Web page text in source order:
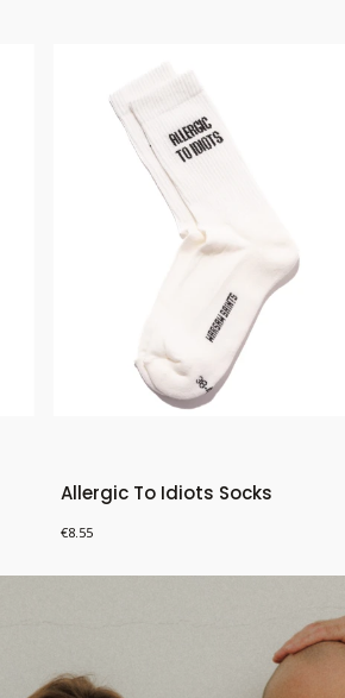
Allergic To Idiots Socks
Price
€8.55